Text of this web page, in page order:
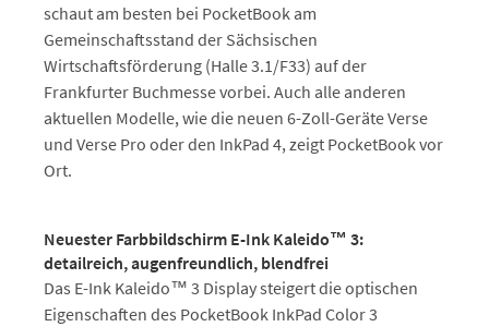
schaut am besten bei PocketBook am
Gemeinschaftsstand der Sächsischen
Wirtschaftsförderung (Halle 3.1/F33) auf der
Frankfurter Buchmesse vorbei. Auch alle anderen
aktuellen Modelle, wie die neuen 6-Zoll-Geräte Verse
und Verse Pro oder den InkPad 4, zeigt PocketBook vor
Ort.
Neuester Farbbildschirm E-Ink Kaleido™ 3:
detailreich, augenfreundlich, blendfrei
Das E-Ink Kaleido™ 3 Display steigert die optischen
Eigenschaften des PocketBook InkPad Color 3